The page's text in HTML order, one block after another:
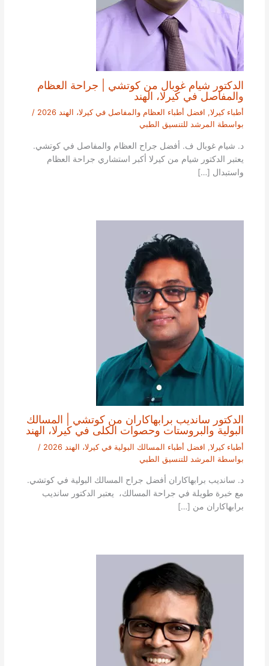
الدكتور شيام غوبال من كوتشي | جراحة العظام
والمفاصل في كيرلا، الهند
أطباء كيرلا, افضل أطباء العظام والمفاصل في كيرلا، الهند 2026
/
بواسطة المرشد للتنسيق الطبي
د. شيام غوبال ف. أفضل جراح العظام والمفاصل في كوتشي.
يعتبر الدكتور شيام من كيرلا أكبر استشاري جراحة العظام
واستبدال […]
الدكتور سانديب برابهاكاران من كوتشي | المسالك
البولية والبروستات وحصوات الكلى في كيرلا، الهند
أطباء كيرلا, افضل أطباء المسالك البولية في كيرلا، الهند 2026
/
بواسطة المرشد للتنسيق الطبي
د. سانديب برابهاكاران أفضل جراح المسالك البولية في كوتشي.
مع خبرة طويلة في جراحة المسالك، يعتبر الدكتور سانديب
برابهاكاران من […]